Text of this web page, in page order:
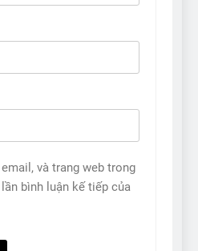
và trang web trong
bình luận kế tiếp của